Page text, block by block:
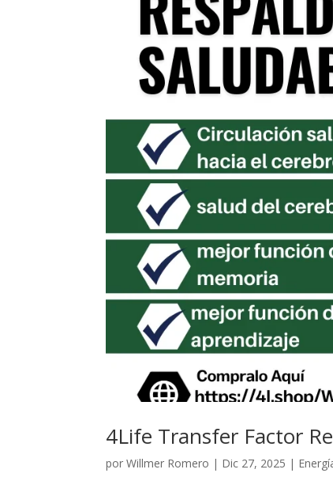
4Life Transfer Factor
porWillmer Romero | Dic 27, 2025 |